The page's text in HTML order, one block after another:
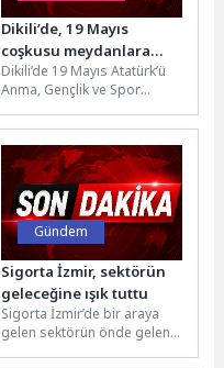
Dikili’de, 19 Mayıs
coşkusu meydanlara
taştı
Dikili’de 19 Mayıs Atatürk’ü
Anma, Gençlik ve Spor
yoğun katılımı ve coşkusuyla
kutlandı....
Gündem
Sigorta İzmir, sektörün
geleceğine ışık tuttu
Sigorta İzmir’de bir araya
gelen sektörün önde gelen